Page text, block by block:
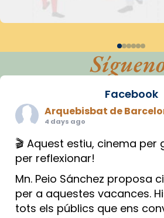
Facebook
Arquebisbat de
4 days ago
🎬 Aquest estiu, cinema
per reflexionar!
Mn. Peio Sánchez proposa
per a aquestes vacances.
tots els públics que ens